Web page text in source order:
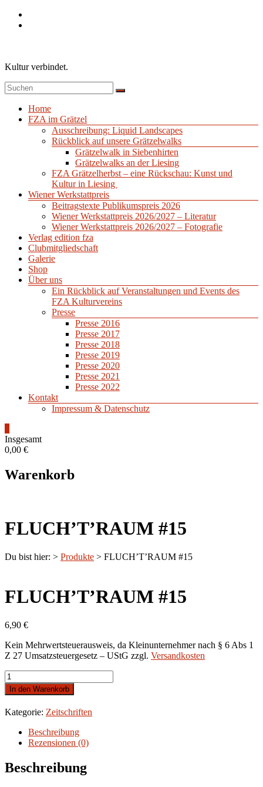
Zum
Inhalt
Kultur verbindet.
Menü
Home
FZA im Grätzel
Ausschreibung: Liquid Landscapes
Rückblick auf unsere Grätzelwalks
Grätzelwalk in Siebenhirten
Grätzelwalks an der Liesing
FZA Grätzelherbst – eine Rückschau: Kunst und
Kultur in Liesing
Wiener Werkstattpreis
Beitragstexte Publikumspreis 2026
Wiener Werkstattpreis 2026/2027 – Literatur
Wiener Werkstattpreis 2026/2027 – Fotografie
Verlag edition fza
Clubmitgliedschaft
Galerie
Shop
Über uns
Ein Rückblick auf Veranstaltungen und Events des
FZA Kulturvereins
Presse
Presse 2016
Presse 2017
Presse 2018
Presse 2019
Presse 2020
Presse 2021
Presse 2022
Kontakt
Impressum & Datenschutz
Insgesamt
0,00 €
Warenkorb
FLUCH’T’RAUM #15
Du bist hier: > Produkte > FLUCH’T’RAUM #15
FLUCH’T’RAUM #15
6,90 €
Kein Mehrwertsteuerausweis, da Kleinunternehmer nach § 6 Abs 1
Z 27 Umsatzsteuergesetz – UStG zzgl. Versandkosten
FLUCH'T'RAUM
#15
Menge
In den Warenkorb
Kategorie: Zeitschriften
Beschreibung
Rezensionen (0)
Beschreibung